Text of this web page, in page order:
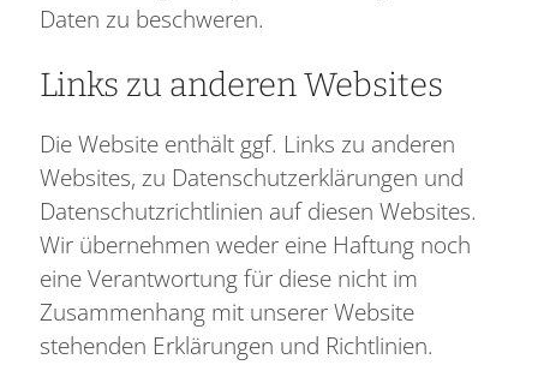
Daten zu beschweren.
Links zu anderen Websites
Die Website enthält ggf. Links zu anderen
Websites, zu Datenschutzerklärungen und
Datenschutzrichtlinien auf diesen Websites.
Wir übernehmen weder eine Haftung noch
eine Verantwortung für diese nicht im
Zusammenhang mit unserer Website
stehenden Erklärungen und Richtlinien.